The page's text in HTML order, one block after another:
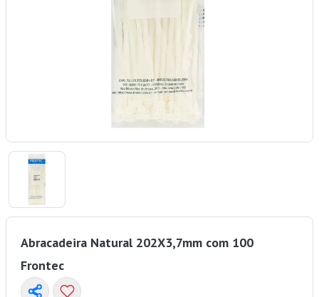
Abracadeira Natural 202X3,7mm com 100
Frontec